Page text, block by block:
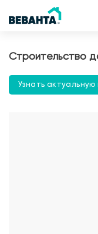
Строительство
Узнать актуальную